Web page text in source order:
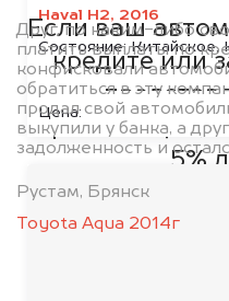
Haval H2, 2016
Состояние:Китайское,
Цена:
Друг, по каким-либо
платить выплаты по
конфисковали
обратиться в эту
продал свой
выкупили у банка, а
задолженность и
Рустам, Брянск
Toyota Aqua 2014г
Если ваш
кредите или
организаций,
5%